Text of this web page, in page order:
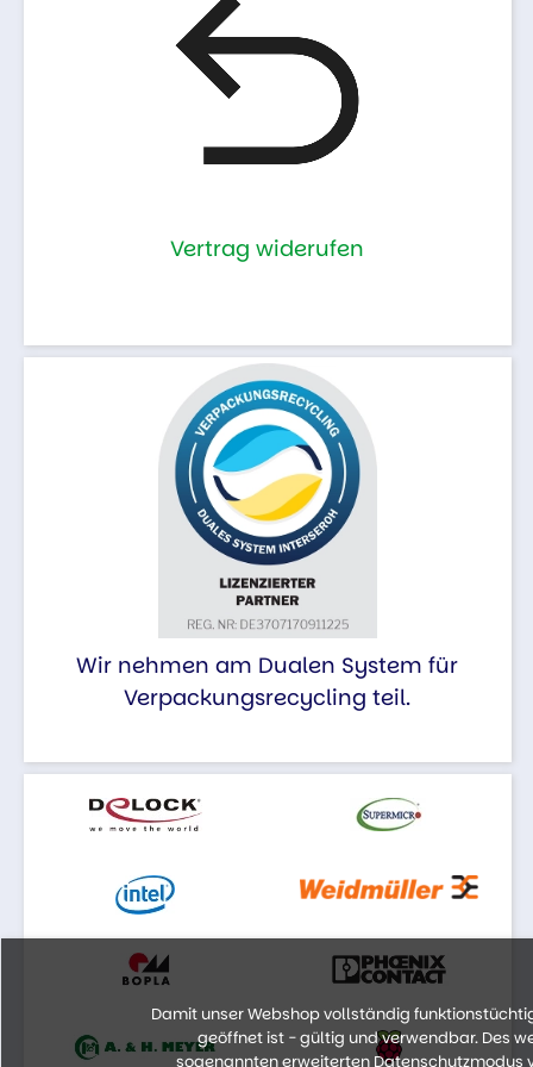
Vertrag widerufen
Wir nehmen am Dualen System für
Verpackungsrecycling teil.
Damit unser Webshop vollständig
geöffnet ist - gültig und verwendbar. Des
sogenannten erweiterten Datenschutzmodus